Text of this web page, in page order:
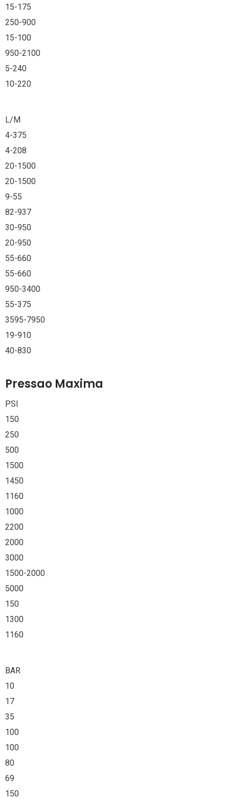
15-175
250-900
15-100
950-2100
5-240
10-220
L/M
4-375
4-208
20-1500
20-1500
9-55
82-937
30-950
20-950
55-660
55-660
950-3400
55-375
3595-7950
19-910
40-830
Pressao Maxima
PSI
150
250
500
1500
1450
1160
1000
2200
2000
3000
1500-2000
5000
150
1300
1160
BAR
10
17
35
100
100
80
69
150